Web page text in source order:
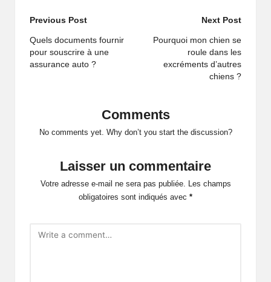
Previous Post
Quels documents fournir
pour souscrire à une
assurance auto ?
Next Post
Pourquoi mon chien se
roule dans les
excréments d’autres
chiens ?
Comments
No comments yet. Why don’t you start the discussion?
Laisser un commentaire
Votre adresse e-mail ne sera pas publiée.
Les champs
obligatoires sont indiqués avec *